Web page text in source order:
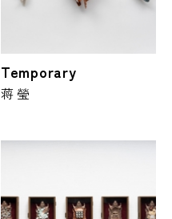
Temporary
蒋 瑩